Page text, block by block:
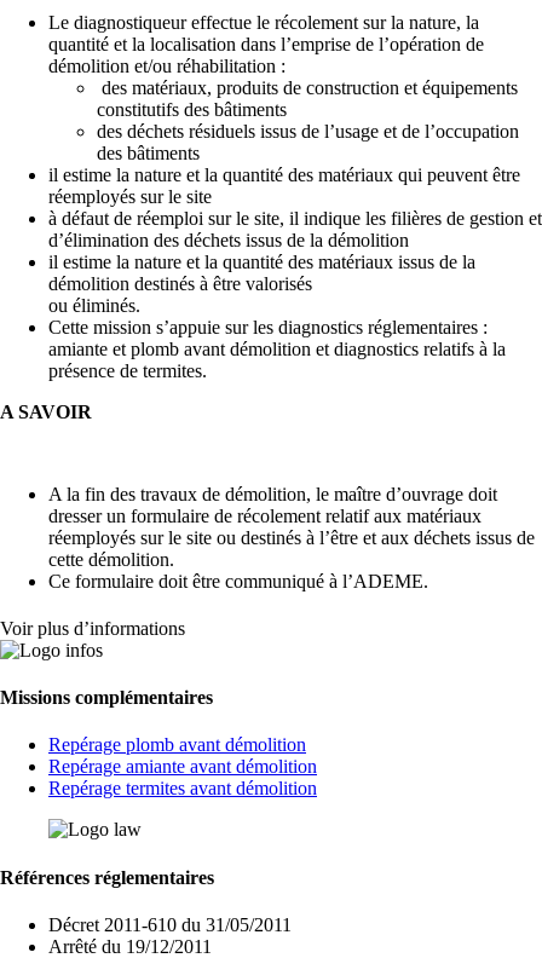
Le diagnostiqueur effectue le récolement sur la nature, la
quantité et la localisation dans l’emprise de l’opération de
démolition et/ou réhabilitation :
des matériaux, produits de construction et équipements
constitutifs des bâtiments
des déchets résiduels issus de l’usage et de l’occupation
des bâtiments
il estime la nature et la quantité des matériaux qui peuvent être
réemployés sur le site
à défaut de réemploi sur le site, il indique les filières de gestion et
d’élimination des déchets issus de la démolition
il estime la nature et la quantité des matériaux issus de la
démolition destinés à être valorisés
ou éliminés.
Cette mission s’appuie sur les diagnostics réglementaires :
amiante et plomb avant démolition et diagnostics relatifs à la
présence de termites.
A SAVOIR
A la fin des travaux de démolition, le maître d’ouvrage doit
dresser un formulaire de récolement relatif aux matériaux
réemployés sur le site ou destinés à l’être et aux déchets issus de
cette démolition.
Ce formulaire doit être communiqué à l’ADEME.
Voir plus d’informations
Missions complémentaires
Repérage plomb avant démolition
Repérage amiante avant démolition
Repérage termites avant démolition
Références réglementaires
Décret 2011-610 du 31/05/2011
Arrêté du 19/12/2011